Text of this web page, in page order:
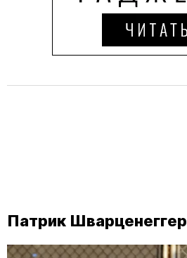
Патрик Шварценеггер